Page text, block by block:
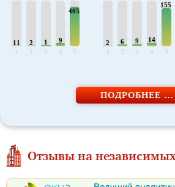
11
1
2
2
1
3
9
4
405
5
2
1
6
2
9
3
14
4
155
5
ПОДРОБНЕЕ …
Отзывы на